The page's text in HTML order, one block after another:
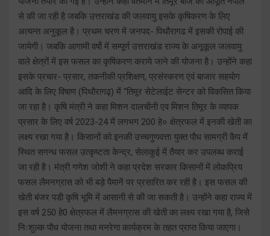
से की जा रही है जबकि उत्तराखंड की जलवायु इसके कृषिकरण के लिए
अत्यन्त अनुकूल है। प्रथम चरण में जनपद- पिथौरागढ में इसकी रोपाई की
जायेगी। जबकि आगामी वर्षो में सम्पूर्ण उत्तराखंड राज्य के अनूकूल जलवायु
वाले क्षेत्रों में इस फसल का कृषिकरण कराये जाने की योजना है। उन्होंने कहा
इसके प्रचार- प्रसार, तकनीकी प्रशिक्षण, प्रसंस्करण एवं बाजार सहयोग
आदि के लिए विषाण (पिथौरागढ़) में “तिमूर सेटेलाईट सेन्टर को विकसित किया
जा रहा है। कृषि मंत्री ने कहा मिशन दालचीनी एव मिशन तिमूर के व्यापक
प्रसार के लिए वर्ष 2023-24 में लगभग 200 हे० क्षेत्रफल में इनकी खेती का
लक्ष्य रखा गया है। किसानों को इनकी उच्चगुणवत्ता युक्त पौध सामग्री कैप में
स्थित सगन्ध फसल उत्कृष्टता केन्द्र, सेलाकुई में तैयार कर उपलब्ध कराई
जा रही है। मंत्री गणेश जोशी ने कहा प्रदेश सरकार किसानों में लोकप्रिय
फसल लैमनग्रास को भी बड़े पैमानें पर प्रसारित कर रही है। इस फसल की
खेती बंजर पडी कृषि भूमि में आसानी से की जा सकती है। उन्होंने कहा राज्य में
इस वर्ष 250 हे0 क्षेत्रफल में लैमनग्रास की खेती का लक्ष्य रखा गया है, जिसे
निःशुल्क पौध योजना तथा मनरेगा कार्यक्रम के तहत प्राप्त किया जाएगा।